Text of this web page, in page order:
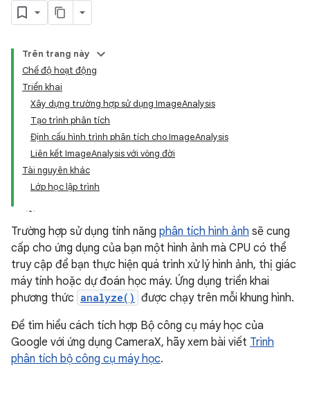
Trên trang này
Chế độ hoạt động
Triển khai
Xây dựng trường hợp sử dụng ImageAnalysis
Tạo trình phân tích
Định cấu hình trình phân tích cho ImageAnalysis
Liên kết ImageAnalysis với vòng đời
Tài nguyên khác
Lớp học lập trình
Trường hợp sử dụng tính năng phân tích hình ảnh sẽ cung
cấp cho ứng dụng của bạn một hình ảnh mà CPU có thể
truy cập để bạn thực hiện quá trình xử lý hình ảnh, thị giác
máy tính hoặc dự đoán học máy. Ứng dụng triển khai
phương thức analyze() được chạy trên mỗi khung hình.
Để tìm hiểu cách tích hợp Bộ công cụ máy học của
Google với ứng dụng CameraX, hãy xem bài viết Trình
phân tích bộ công cụ máy học.